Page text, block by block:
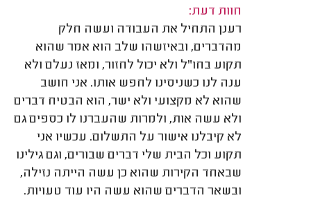
חוות דעת:
רענן התחיל את העבודה ועשה חלק
מהדברים, ובאיזשהו שלב הוא אמר שהוא
תקוע בחו"ל ולא יכול לחזור, ומאז נעלם ולא
ענה לנו כשניסינו לחפש אותו. אני חושב
שהוא לא מקצועי ולא ישר, הוא הבטיח דברים
ולא עשה אות, ולמרות שהעברנו לו כספים גם
לא קיבלנו אישור על התשלום. עכשיו אני
תקוע וכל הבית שלי דברים שבורים, וגם גילינו
שבאחד הקירות שהוא כן עשה הייתה נזילה,
ובשאר הדברים שהוא עשה היו עוד טעויות.